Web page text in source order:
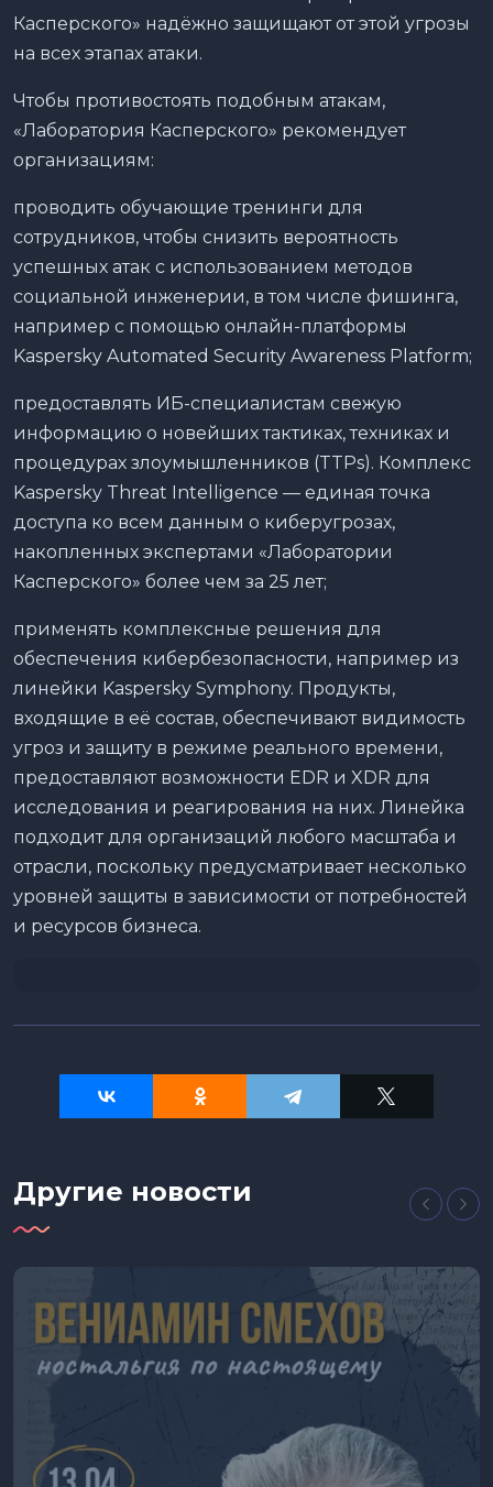
Касперского» надёжно защищают от этой угрозы
на всех этапах атаки.
Чтобы противостоять подобным атакам,
«Лаборатория Касперского» рекомендует
организациям:
проводить обучающие тренинги для
сотрудников, чтобы снизить вероятность
успешных атак с использованием методов
социальной инженерии, в том числе фишинга,
например с помощью онлайн-платформы
Kaspersky Automated Security Awareness Platform;
предоставлять ИБ-специалистам свежую
информацию о новейших тактиках, техниках и
процедурах злоумышленников (TTPs). Комплекс
Kaspersky Threat Intelligence — единая точка
доступа ко всем данным о киберугрозах,
накопленных экспертами «Лаборатории
Касперского» более чем за 25 лет;
применять комплексные решения для
обеспечения кибербезопасности, например из
линейки Kaspersky Symphony. Продукты,
входящие в её состав, обеспечивают видимость
угроз и защиту в режиме реального времени,
предоставляют возможности EDR и XDR для
исследования и реагирования на них. Линейка
подходит для организаций любого масштаба и
отрасли, поскольку предусматривает несколько
уровней защиты в зависимости от потребностей
и ресурсов бизнеса.
Другие новости